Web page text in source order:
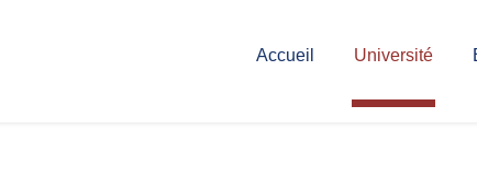
Accueil Université